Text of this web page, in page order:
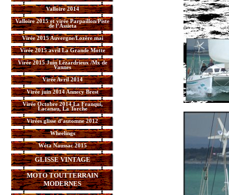
Valloire 2014
Valloire 2015 et virée Parpaillon/Piste
de l’Assieta
Virée 2015 Auvergne/Lozère mai
Virée 2015 avril La Grande Motte
Virée 2015 Juin Lézardrieux /Mx de
Vannes
Virée Avril 2014
Virée juin 2014 Annecy Brest
Virée Octobre 2014 La Franqui,
Lacanau, La Torche
Virées glisse d’automne 2012
Wheelings
Wéta Naussac 2015
GLISSE VINTAGE
MOTO TOUTTERRAIN
MODERNES